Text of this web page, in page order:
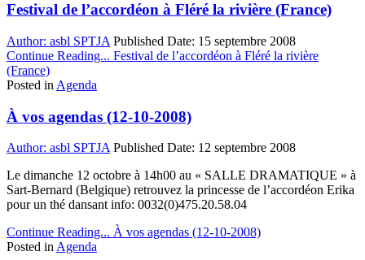
Festival de l’accordéon à Fléré la rivière (France)
Author: asbl SPTJA Published Date: 15 septembre 2008
Continue Reading... Festival de l’accordéon à Fléré la rivière
(France)
Posted in Agenda
À vos agendas (12-10-2008)
Author: asbl SPTJA Published Date: 12 septembre 2008
Le dimanche 12 octobre à 14h00 au « SALLE DRAMATIQUE » à
Sart-Bernard (Belgique) retrouvez la princesse de l’accordéon Erika
pour un thé dansant info: 0032(0)475.20.58.04
Continue Reading... À vos agendas (12-10-2008)
Posted in Agenda